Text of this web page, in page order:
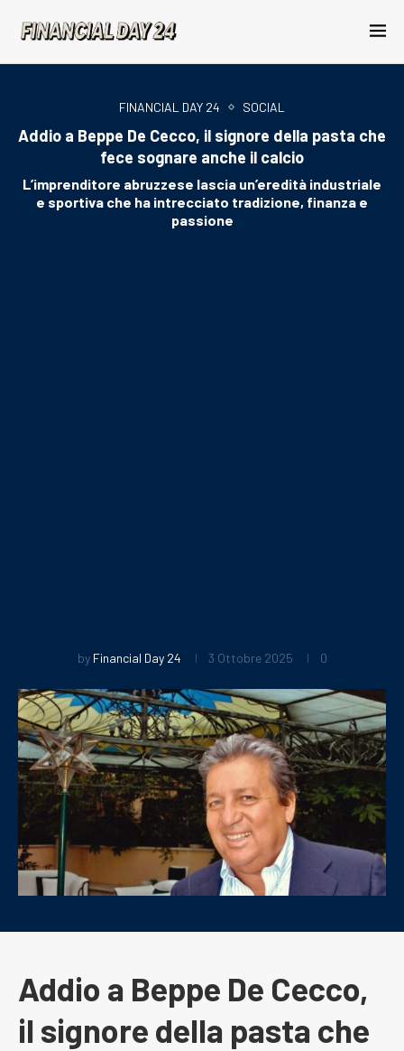
FINANCIAL DAY 24 SOCIAL
Addio a Beppe De Cecco, il signore della pasta che
fece sognare anche il calcio
L’imprenditore abruzzese lascia un’eredità industriale
e sportiva che ha intrecciato tradizione, finanza e
passione
by Financial Day 24 3 Ottobre 2025 0
Addio a Beppe De Cecco,
il signore della pasta che